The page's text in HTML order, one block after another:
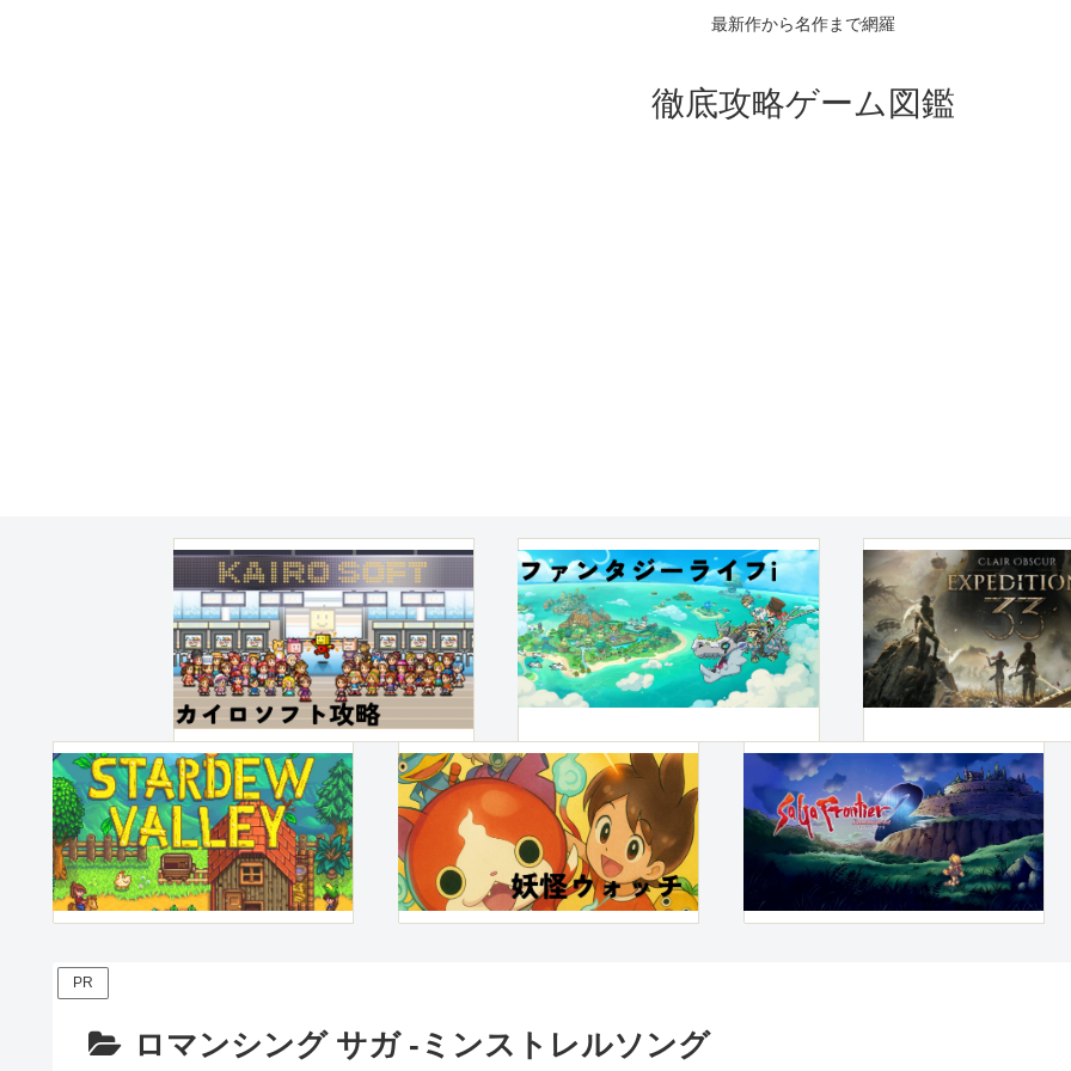
最新作から名作まで網羅
徹底攻略ゲーム図鑑
PR
ロマンシング サガ -ミンストレルソング